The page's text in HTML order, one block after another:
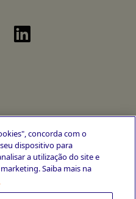
concorda com o
dispositivo para
a utilização do site e
Saiba mais na